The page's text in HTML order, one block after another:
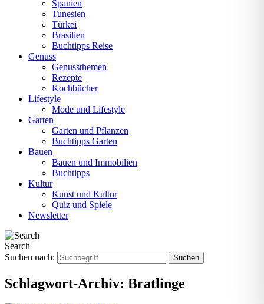
Spanien
Tunesien
Türkei
Brasilien
Buchtipps Reise
Genuss
Genussthemen
Rezepte
Kochbücher
Lifestyle
Mode und Lifestyle
Garten
Garten und Pflanzen
Buchtipps Garten
Bauen
Bauen und Immobilien
Buchtipps
Kultur
Kunst und Kultur
Quiz und Spiele
Newsletter
Search
Suchen nach:
Schlagwort-Archiv: Bratlinge